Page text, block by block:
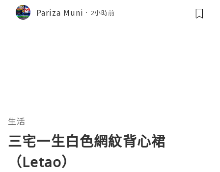
Pariza Muni 2小時前
生活
三宅一生白色網紋背心裙
（Letao）